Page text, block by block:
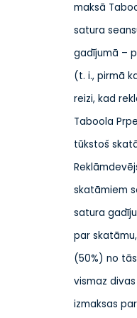
maksā
satura
gadījumā –
(t. i., pirmā
reizi, kad
Taboola
tūkstoš
skatāmiem
satura
par
(50%) no
vismaz
izmaksas